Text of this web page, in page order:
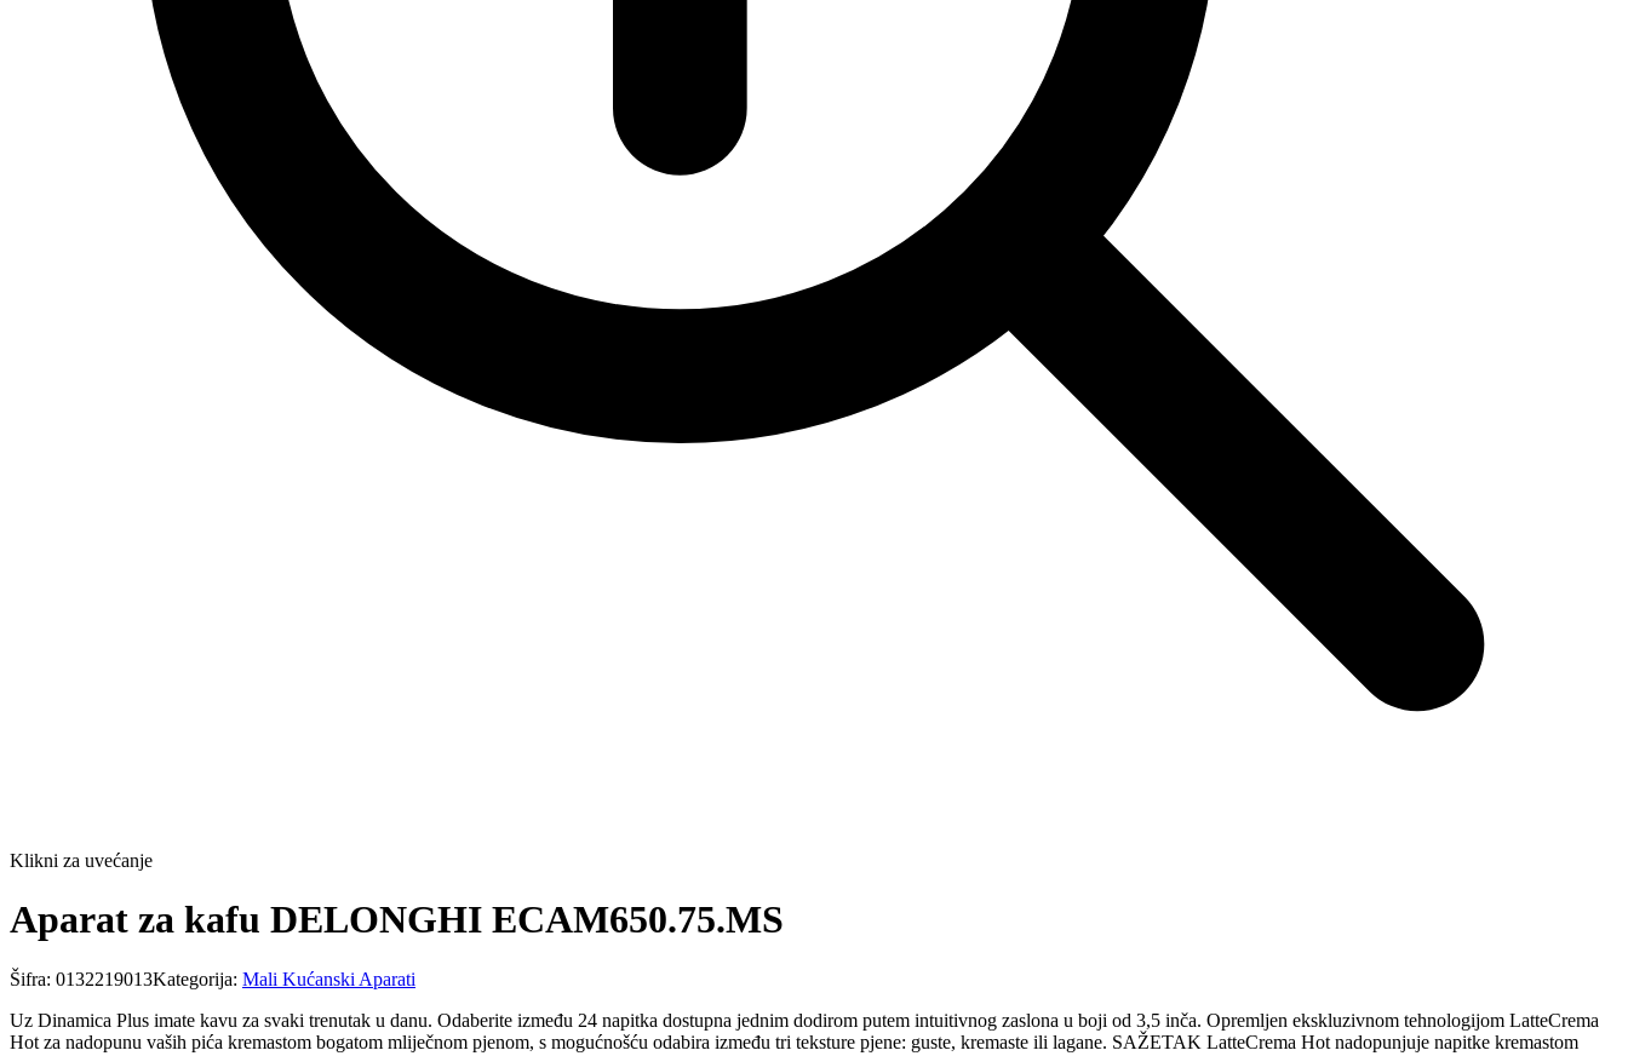
Klikni za uvećanje
Aparat za kafu DELONGHI ECAM650.75.MS
Šifra: 0132219013Kategorija: Mali Kućanski Aparati
Uz Dinamica Plus imate kavu za svaki trenutak u danu. Odaberite između 24 napitka dostupna jednim dodirom putem intuitivnog zaslona u boji od 3,5 inča. Opremljen ekskluzivnom tehnologijom LatteCrema
Hot za nadopunu vaših pića kremastom bogatom mliječnom pjenom, s mogućnošću odabira između tri teksture pjene: guste, kremaste ili lagane. SAŽETAK LatteCrema Hot nadopunjuje napitke kremastom